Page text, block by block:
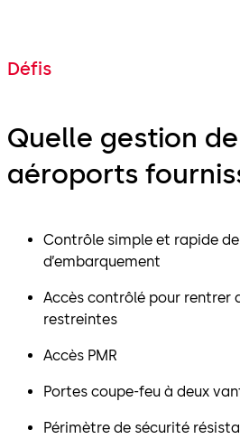
Défis
Quelle gestion
aéroports
Contrôle simple et rapide
d’embarquement
Accès contrôlé pour rentrer
restreintes
Accès PMR
Portes coupe-feu à deux
Périmètre de sécurité